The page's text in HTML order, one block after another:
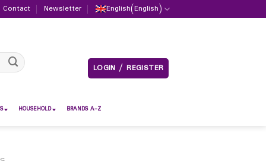
Contact Newsletter English(English)
LOGIN / REGISTER
HOUSEHOLD BRANDS A-Z